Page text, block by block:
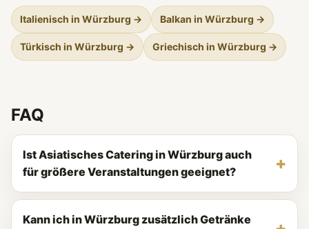
Italienisch in Würzburg → Balkan in Würzburg →
Türkisch in Würzburg → Griechisch in Würzburg →
FAQ
Ist Asiatisches Catering in Würzburg auch
für größere Veranstaltungen geeignet?
Kann ich in Würzburg zusätzlich Getränke